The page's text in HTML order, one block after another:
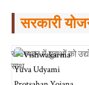
सरकारी
राजस्थान में युवाओं को
साथ